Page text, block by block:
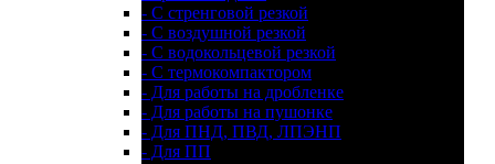
- С стренговой резкой
- С воздушной резкой
- С водокольцевой резкой
- С термокомпактором
- Для работы на дробленке
- Для работы на пушонке
- Для ПНД, ПВД, ЛПЭНП
- Для ПП